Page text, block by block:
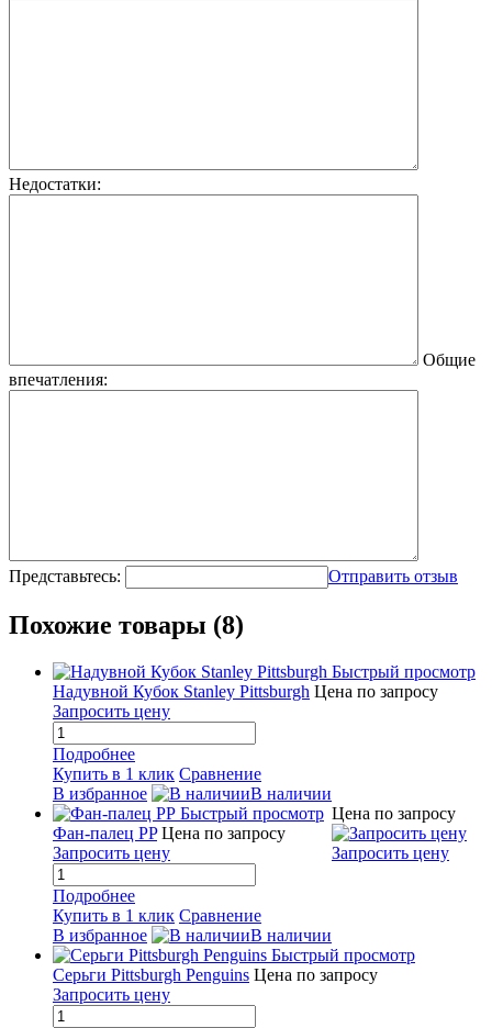
Недостатки:
Общие
впечатления:
Представьтесь: Отправить отзыв
Похожие товары (8)
Быстрый просмотр
Надувной Кубок Stanley Pittsburgh Цена по запросу
Запросить цену
Подробнее
Купить в 1 клик Сравнение
В избранное
В наличии
Быстрый просмотр
Фан-палец PP Цена по запросу
Запросить цену
Подробнее
Купить в 1 клик Сравнение
В избранное
В наличии
Быстрый просмотр
Серьги Pittsburgh Penguins Цена по запросу
Запросить цену
Цена по запросу
Запросить цену